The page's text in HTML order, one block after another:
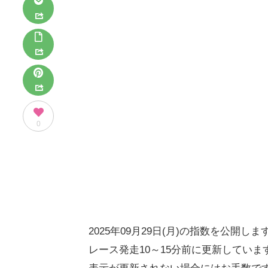
0
2025年09月29日(月)の指数を公開します
レース発走10～15分前に更新していま